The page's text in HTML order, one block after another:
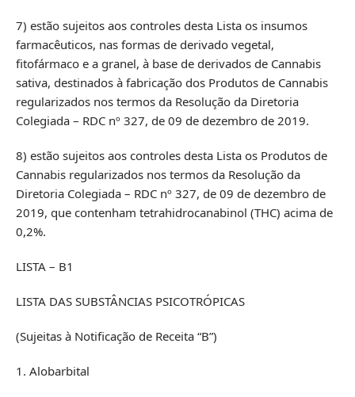
7) estão sujeitos aos controles desta Lista os insumos
farmacêuticos, nas formas de derivado vegetal,
fitofármaco e a granel, à base de derivados de Cannabis
sativa, destinados à fabricação dos Produtos de Cannabis
regularizados nos termos da Resolução da Diretoria
Colegiada – RDC nº 327, de 09 de dezembro de 2019.
8) estão sujeitos aos controles desta Lista os Produtos de
Cannabis regularizados nos termos da Resolução da
Diretoria Colegiada – RDC nº 327, de 09 de dezembro de
2019, que contenham tetrahidrocanabinol (THC) acima de
0,2%.
LISTA – B1
LISTA DAS SUBSTÂNCIAS PSICOTRÓPICAS
(Sujeitas à Notificação de Receita “B”)
1. Alobarbital